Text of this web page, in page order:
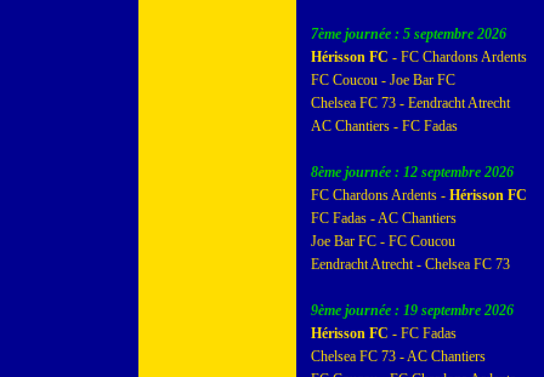
7ème journée : 5 septembre 2026
Hérisson FC - FC Chardons Ardents
FC Coucou - Joe Bar FC
Chelsea FC 73 - Eendracht Atrecht
AC Chantiers - FC Fadas
8ème journée : 12 septembre 2026
FC Chardons Ardents - Hérisson FC
FC Fadas - AC Chantiers
Joe Bar FC - FC Coucou
Eendracht Atrecht - Chelsea FC 73
9ème journée : 19 septembre 2026
Hérisson FC - FC Fadas
Chelsea FC 73 - AC Chantiers